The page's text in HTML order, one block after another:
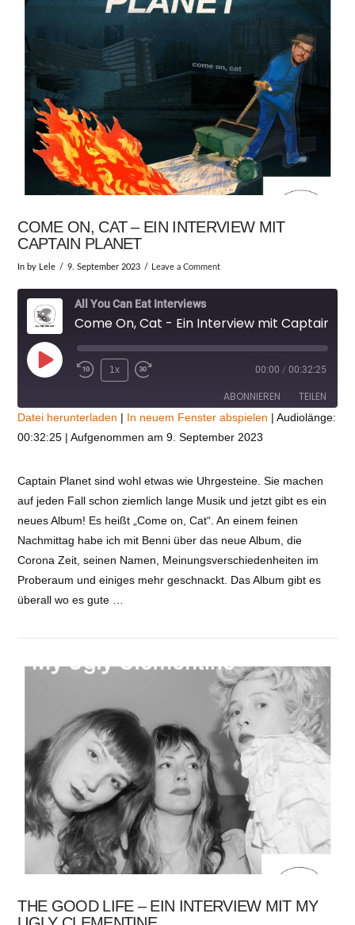
VIEW POST
COME ON, CAT – EIN INTERVIEW MIT
CAPTAIN PLANET
In by Lele 9. September 2023 Leave a Comment
All You Can Eat Interviews
Play
1x 00:00 / 00:32:25
ABONNIEREN TEILEN
TEILEN
LINK
EMBED
Datei herunterladen | In neuem Fenster abspielen |Audiolänge:
00:32:25 |Aufgenommen am 9. September 2023
Captain Planet sind wohl etwas wie Uhrgesteine. Sie machen
auf jeden Fall schon ziemlich lange Musik und jetzt gibt es ein
neues Album! Es heißt „Come on, Cat“. An einem feinen
Nachmittag habe ich mit Benni über das neue Album, die
Corona Zeit, seinen Namen, Meinungsverschiedenheiten im
Proberaum und einiges mehr geschnackt. Das Album gibt es
überall wo es gute …
THE GOOD LIFE – EIN INTERVIEW MIT MY